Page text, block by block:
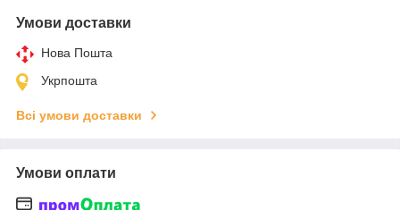
Умови доставки
Нова Пошта
Укрпошта
Всі умови доставки
Умови оплати